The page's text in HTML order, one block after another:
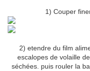
1) Couper
2) etendre du film
escalopes de volaille
séchées. puis rouler la